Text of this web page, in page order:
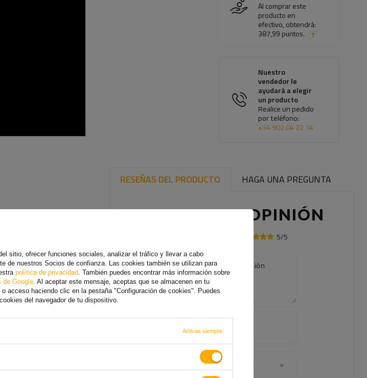
Al comprar este
producto en
efectivo, obtendrá:
387,99 puntos.
Nuestro
vendedor le
ayudará a elegir
un producto
Realice un pedido
por teléfono:
+34 902 04 22 14
RESEÑAS DEL PRODUCTO HAGA UNA PREGUNTA
ESCRIBE TU OPINIÓN
5/5
El contenido de su opinión
su propia
foto de
Su nombre
sitio, ofrecer funciones sociales, analizar el tráfico y llevar a cabo
de nuestros Socios de confianza. Las cookies también se utilizan para
política de privacidad . También puedes encontrar más información sobre
de Google . Al aceptar este mensaje, aceptas que se almacenen en tu
acceso haciendo clic en la pestaña "Configuración de cookies". Puedes
del navegador de tu dispositivo.
Activas siempre